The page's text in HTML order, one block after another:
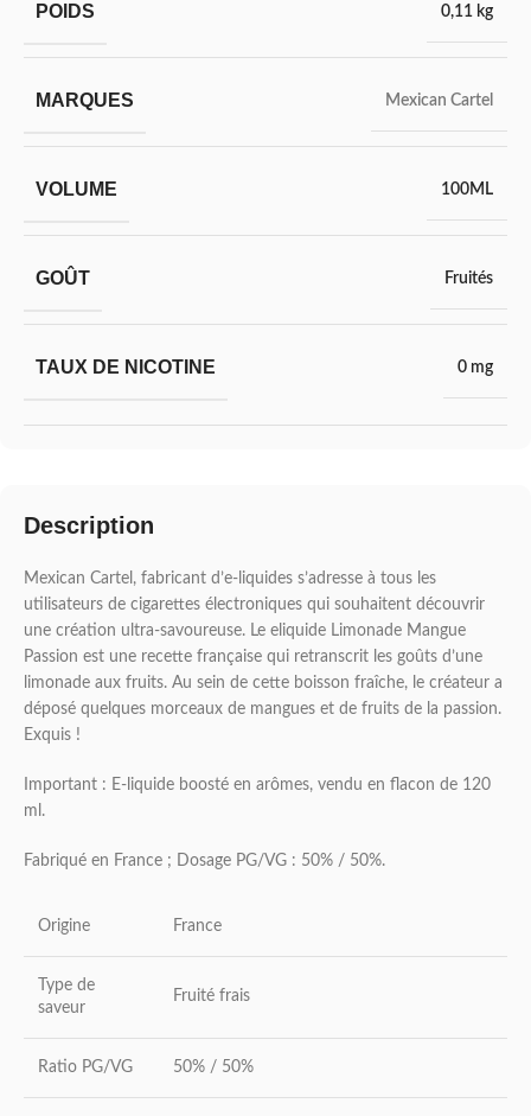
Description
Mexican Cartel, fabricant d’e-liquides s’adresse à tous les
utilisateurs de cigarettes électroniques qui souhaitent découvrir
une création ultra-savoureuse. Le eliquide Limonade Mangue
Passion est une recette française qui retranscrit les goûts d’une
limonade aux fruits. Au sein de cette boisson fraîche, le créateur a
déposé quelques morceaux de mangues et de fruits de la passion.
Exquis !
Important : E-liquide boosté en arômes, vendu en flacon de 120
ml.
Fabriqué en France ; Dosage PG/VG : 50% / 50%.
Origine France
Type de
saveur
Fruité frais
Ratio PG/VG 50% / 50%
POIDS 0,11 kg
MARQUES Mexican Cartel
VOLUME 100ML
GOÛT Fruités
TAUX DE NICOTINE 0 mg